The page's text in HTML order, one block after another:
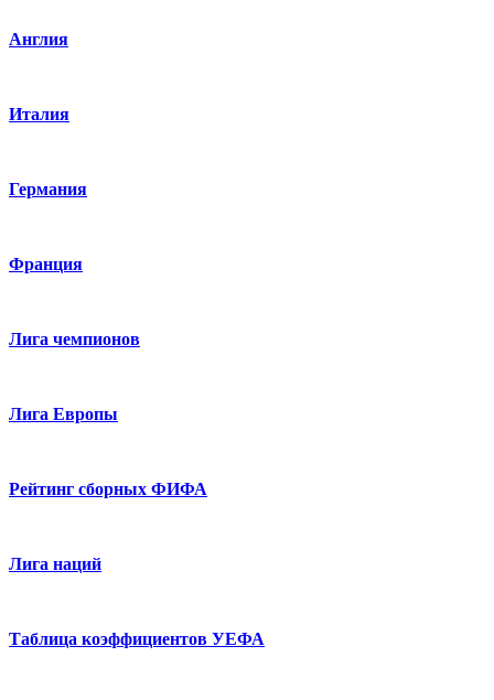
Англия
Италия
Германия
Франция
Лига чемпионов
Лига Европы
Рейтинг сборных ФИФА
Лига наций
Таблица коэффициентов УЕФА